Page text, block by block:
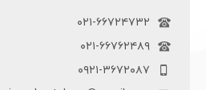
۰۲۱-۶۶۷۲۴۷۳۲
۰۲۱-۶۶۷۶۲۴۸۹
۰۹۲۱-۳۶۷۲۰۸۷